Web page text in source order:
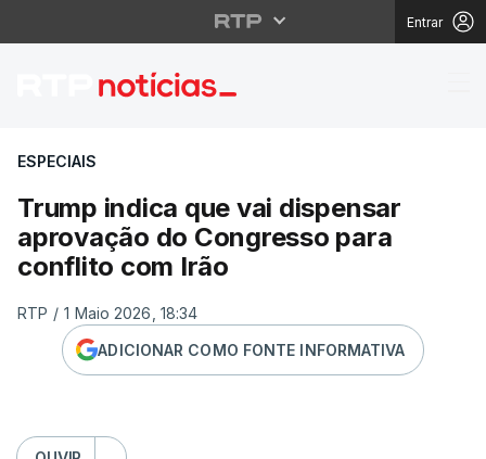
Entrar
Trump indica que vai
ESPECIAIS
Trump indica que vai dispensar
aprovação do Congresso para
conflito com Irão
RTP / 1 Maio 2026, 18:34
ADICIONAR COMO FONTE INFORMATIVA